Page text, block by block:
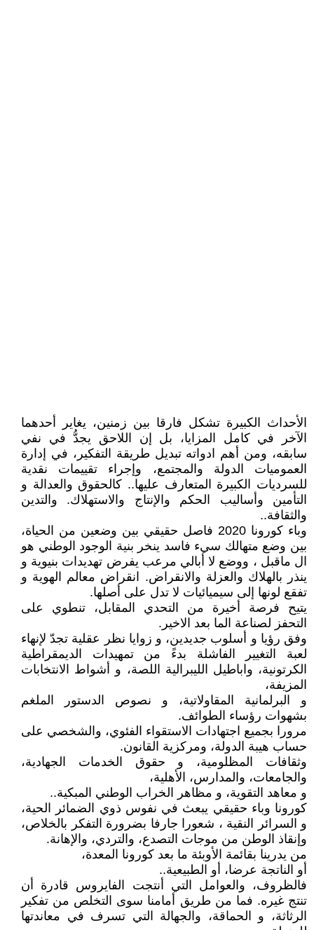
الأحداث الكبيرة تشكل فارقا بين زمنين، يغاير أحدهما
الآخر في كامل المزايا، بل إن اللاحق يجدُّ في نفي
سابقه، ومن أهم ادواته تبديل طريقة التفكير، في إدارة
العموميات الدولة والمجتمع، وإجراء تقييمات نقدية
للسرديات الكبيرة المتعارف عليها.. كالحقوق والعدالة و
التأمين وأساليب الحكم والإنتاج والاستهلاك. والتدين
والثقافة..
وباء كورونا 2020 فاصل حقيقي بين وضعين من الحياة،
بين وضع متهالك سيء فاسد ينخر بنية الوجود الوطني هو
ال ماقبل ، ووضع لا أبالي مرعب يفرض تهديدات بنيوية و
ينذر بالهلاك والعزلة والانقراض. انقراض معالم الهوية و
تفقع لونها إلى سيميائيات لا تدل على أصلها.
يتيح فرصة أخيرة من التحدي المقابل، تنطوي على
التحفز لصناعة الما بعد الاخير.
وفق رؤيا و أسلوب جديدين، و زوايا نظر عقلية تجدّ لإنهاء
لعبة التغيير الفاشلة بدءً من تمهيدات الديمقراطية
الكرتونية، واباطيل الليبرالية اللصة، و أشواط الانتخابات
المزيفة،
و البرلمانية المقاولاتية، و نصوص الدستور الملغم
بشهوات رؤساء الطوائف.
مرورا بجميع اجتهادات الاستقواء الفئوي، والشخصي على
حساب هيبة الدولة، ومركزية القانون.
وثقافات المظلومية، و حقوق الخدمات الجهادية،
والجامعات، والمدارس، الأهلية،
و معاهد التقوية، و مظاهر الخراب الوطني المبكية..
كورونا وباء حقيقي يبعث في نفوس ذوي الضمائر الحية،
و السرائر النقية ، شعورا جارفا بضرورة التفكر بالخلاص،
وإنقاذ الوطن من موجات التصدع، والتردي، والإهانة.
من يدرينا بقائمة الأوبئة ما بعد كورونا المعدة،
أو الناتجة عرضا، أو الطبيعية..
فالظروف، والعوامل التي أنتجت الفايروس قادرة أن
تنتج غيره. فما من طريق أمامنا سوى التخلص من تفكير
الرثاثة، و الحماقة، والجهالة التي تسرف في معاندتها